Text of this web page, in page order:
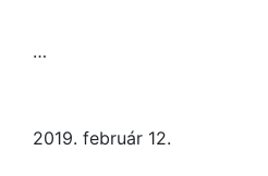
…
2019. február 12.